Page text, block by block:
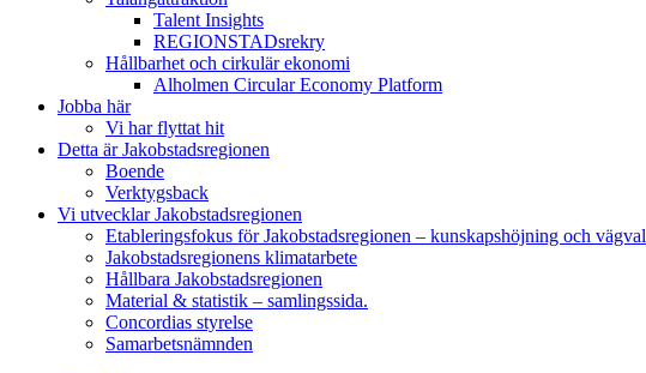
Talent Insights
REGIONSTADsrekry
Hållbarhet och cirkulär ekonomi
Alholmen Circular Economy Platform
Jobba här
Vi har flyttat hit
Detta är Jakobstadsregionen
Boende
Verktygsback
Vi utvecklar Jakobstadsregionen
Etableringsfokus för Jakobstadsregionen – kunskapshöjning och vägval
Jakobstadsregionens klimatarbete
Hållbara Jakobstadsregionen
Material & statistik – samlingssida.
Concordias styrelse
Samarbetsnämnden